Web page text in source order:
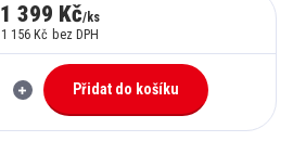
1 399 Kč/ks
1 156 Kč bez DPH
Přidat do košíku